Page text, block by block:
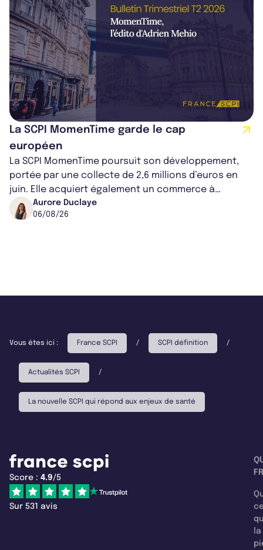
La SCPI MomenTime garde le cap
européen
La SCPI MomenTime poursuit son développement,
portée par une collecte de 2,6 millions d’euros en
juin. Elle acquiert également un commerce à
Worcester, place une plateforme logisti...
Aurore Duclaye
06/08/26
Vous êtes ici : France SCPI / SCPI définition /
Actualités SCPI /
La nouvelle SCPI qui répond aux enjeux de santé
Score : 4.9/5
Sur 531 avis
la